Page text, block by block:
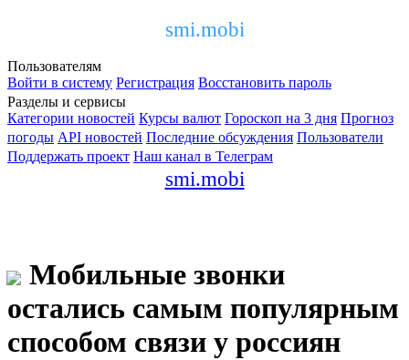
smi.mobi
Пользователям
Войти в систему Регистрация Восстановить пароль
Разделы и сервисы
Категории новостей Курсы валют Гороскоп на 3 дня Прогноз
погоды API новостей Последние обсуждения Пользователи
Поддержать проект Наш канал в Телеграм
smi.mobi
Мобильные звонки
остались самым популярным
способом связи у россиян